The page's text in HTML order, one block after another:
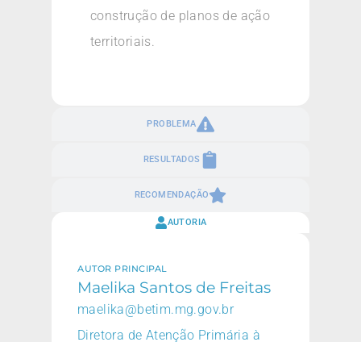
PROBLEMA
RESULTADOS
RECOMENDAÇÃO
construção de planos de ação
territoriais.
AUTORIA
AUTOR PRINCIPAL
Maelika Santos de Freitas
maelika@betim.mg.gov.br
Diretora de Atenção Primária à